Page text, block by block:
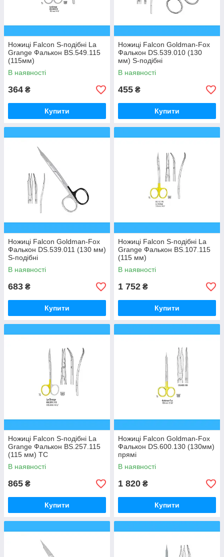
Ножиці Falcon S-подібні La
Grange Фалькон BS.549.115
(115мм)
В наявності
364 ₴
Купити
Ножиці Falcon Goldman-Fox
Фалькон DS.539.010 (130
мм) S-подібні
В наявності
455 ₴
Купити
Ножиці Falcon Goldman-Fox
Фалькон DS.539.011 (130 мм)
S-подібні
В наявності
683 ₴
Купити
Ножиці Falcon S-подібні La
Grange Фалькон BS.107.115
(115 мм)
В наявності
1 752 ₴
Купити
Ножиці Falcon S-подібні La
Grange Фалькон BS.257.115
(115 мм) ТС
В наявності
865 ₴
Купити
Ножиці Falcon Goldman-Fox
Фалькон DS.600.130 (130мм)
прямі
В наявності
1 820 ₴
Купити